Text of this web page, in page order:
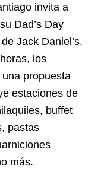
invita a
Dad’s Day
Jack Daniel’s.
los
propuesta
estaciones de
buffet
pastas
más.